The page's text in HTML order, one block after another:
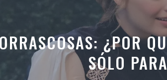
¿POR
SÓLO